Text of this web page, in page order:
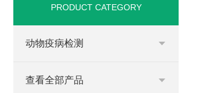
PRODUCT CATEGORY
动物疫病检测
查看全部产品